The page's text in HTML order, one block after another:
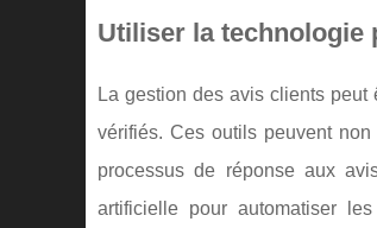
Utiliser la technologie
La gestion des avis clients
vérifiés. Ces outils peuvent
processus de réponse aux
artificielle pour automatiser